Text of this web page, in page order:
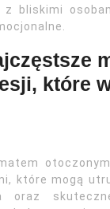
z bliskimi
które
które mogą
oraz